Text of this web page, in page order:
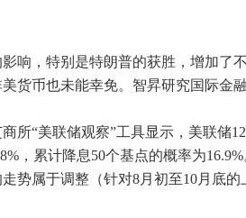
响，特别是特朗普的获胜，增加了
货币也未能幸免。智昇研究国际
所“美联储观察”工具显示，美联储
，累计降息50个基点的概率为16.9%
势属于调整（针对8月初至10月底